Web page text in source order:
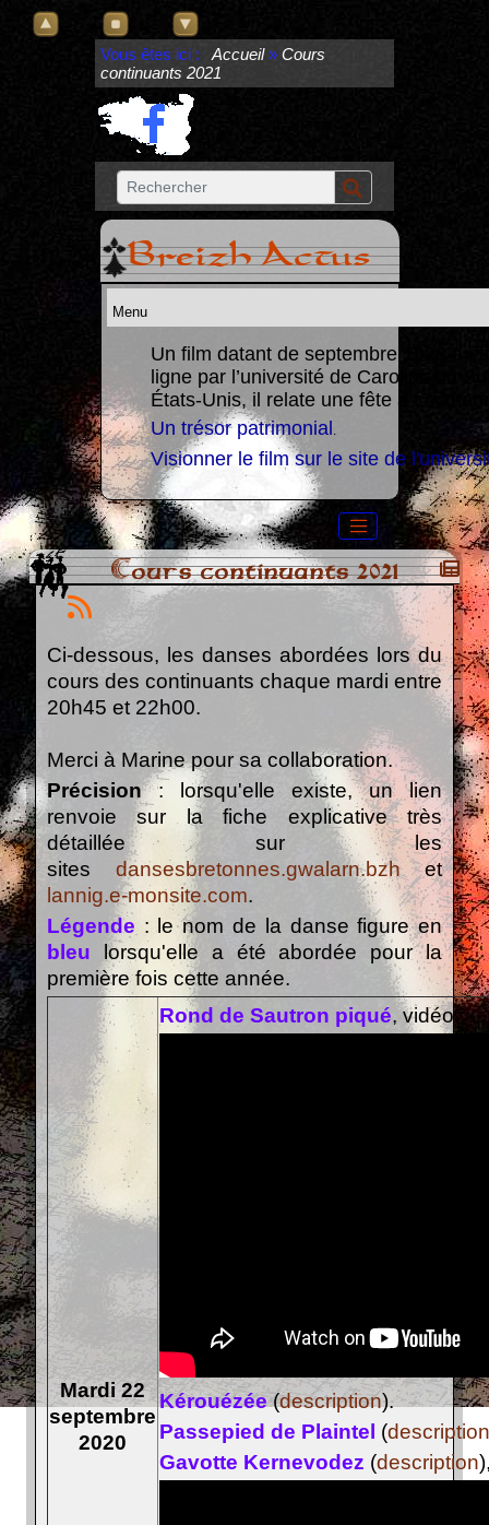
Vous êtes ici : Accueil» Cours
continuants 2021
Breizh Actus
Un film datant de septembre 1928 a
ligne par l’université de Caroline du
États-Unis, il relate une fête à
Un trésor patrimonial
Visionner le film sur le site de
Cours continuants 2021
Ci-dessous, les danses abordées lors du
cours des continuants chaque mardi entre
20h45 et 22h00.
Merci à Marine pour sa collaboration.
Précision: lorsqu'elle existe, un lien
renvoie sur la fiche explicative très
détaillée sur les
sites dansesbretonnes.gwalarn.bzhet
lannig.e-monsite.com.
Légende : le nom de la danse figure en
bleu lorsqu'elle a été abordée pour la
première fois cette année.
Mardi 22
septembre
2020
Rond de Sautron piqué, vidéo :
Kérouézée(description).
Passepied de Plaintel (description
Gavotte Kernevodez (description